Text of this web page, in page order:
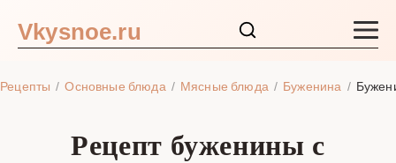
Vkysnoe.ru
Рецепты Основные блюда Мясные блюда Буженина
Рецепт буженины с